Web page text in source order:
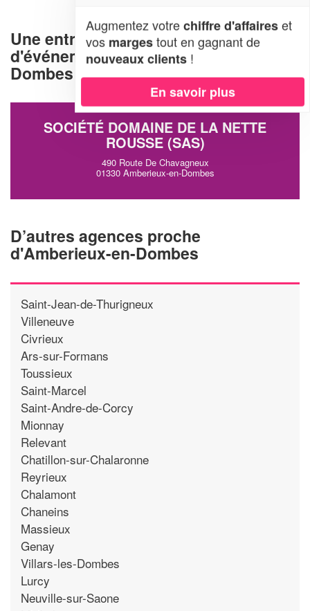
Une entreprise d'organisation
d'événements à Amberieux-en-
Dombes (01330)
SOCIÉTÉ DOMAINE DE LA NETTE
ROUSSE (SAS)
490 Route De Chavagneux
01330 Amberieux-en-Dombes
D’autres agences proche
d'Amberieux-en-Dombes
Saint-Jean-de-Thurigneux
Villeneuve
Civrieux
Ars-sur-Formans
Toussieux
Saint-Marcel
Saint-Andre-de-Corcy
Mionnay
Relevant
Chatillon-sur-Chalaronne
Reyrieux
Chalamont
Chaneins
Massieux
Genay
Villars-les-Dombes
Lurcy
Neuville-sur-Saone
Augmentez votrechiffre d'affaireset
vos margestout en gagnant de
nouveaux clients !
En savoir plus